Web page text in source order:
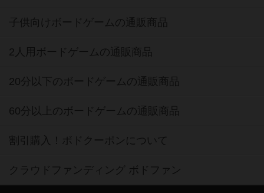
子供向けボードゲームの通販商品
2人用ボードゲームの通販商品
20分以下のボードゲームの通販商品
60分以上のボードゲームの通販商品
割引購入！ボドクーポンについて
クラウドファンディング ボドファン